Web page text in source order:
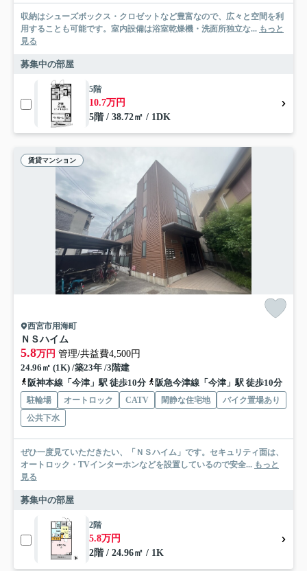
収納はシューズボックス・クロゼットなど豊富なので、広々と空間を利
用することも可能です。室内設備は浴室乾燥機・洗面所独立な... もっと
見る
募集中の部屋
5階
10.7万円
5階 / 38.72㎡ / 1DK
賃貸マンション
西宮市用海町
ＮＳハイム
5.8万円 管理/共益費4,500円
24.96㎡ (1K) /築23年 /3階建
阪神本線「今津」駅 徒歩10分
阪急今津線「今津」駅 徒歩10分
駐輪場 オートロック CATV 閑静な住宅地
バイク置場あり
公共下水
ぜひ一度見ていただきたい、「ＮＳハイム」です。セキュリティ面は、
オートロック・TVインターホンなどを設置しているので安全... もっと
見る
募集中の部屋
2階
5.8万円
2階 / 24.96㎡ / 1K